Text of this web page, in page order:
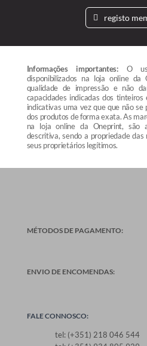
registo
Informações importantes: O
disponibilizados na loja online da
qualidade de impressão e não
capacidades indicadas dos
indicativas uma vez que que não se
dos produtos de forma exata. As
na loja online da Oneprint, são
descritiva, sendo a propriedade
seus proprietários legítimos.
MÉTODOS DE PAGAMENTO:
ENVIO DE ENCOMENDAS:
FALE CONNOSCO:
tel: (+351) 218 046 544